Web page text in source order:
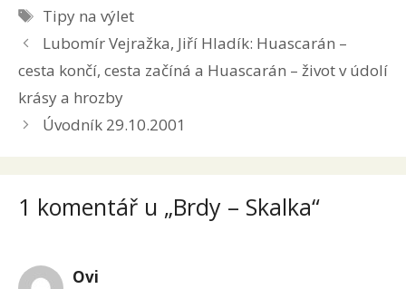
Štítky
Tipy na výlet
Lubomír Vejražka, Jiří Hladík: Huascarán –
cesta končí, cesta začíná a Huascarán – život v údolí
krásy a hrozby
Úvodník 29.10.2001
1 komentář u „Brdy – Skalka“
Ovi